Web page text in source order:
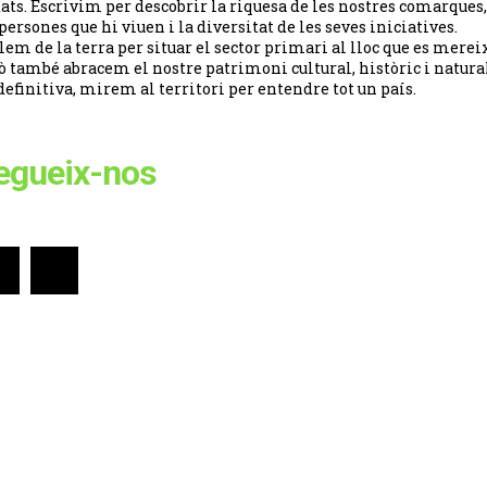
Escrivim per descobrir la riquesa de les nostres
que hi viuen i la diversitat de les seves iniciatives.
de la terra per situar el sector primari al lloc que es
també abracem el nostre patrimoni cultural, històric i
mirem al territori per entendre tot un país.
nos